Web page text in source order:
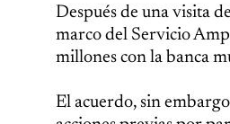
Después de una visita
marco del Servicio
millones con la banca
El acuerdo, sin